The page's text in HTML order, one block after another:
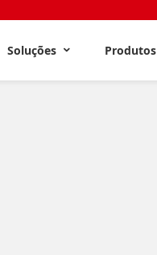
Soluções Produtos